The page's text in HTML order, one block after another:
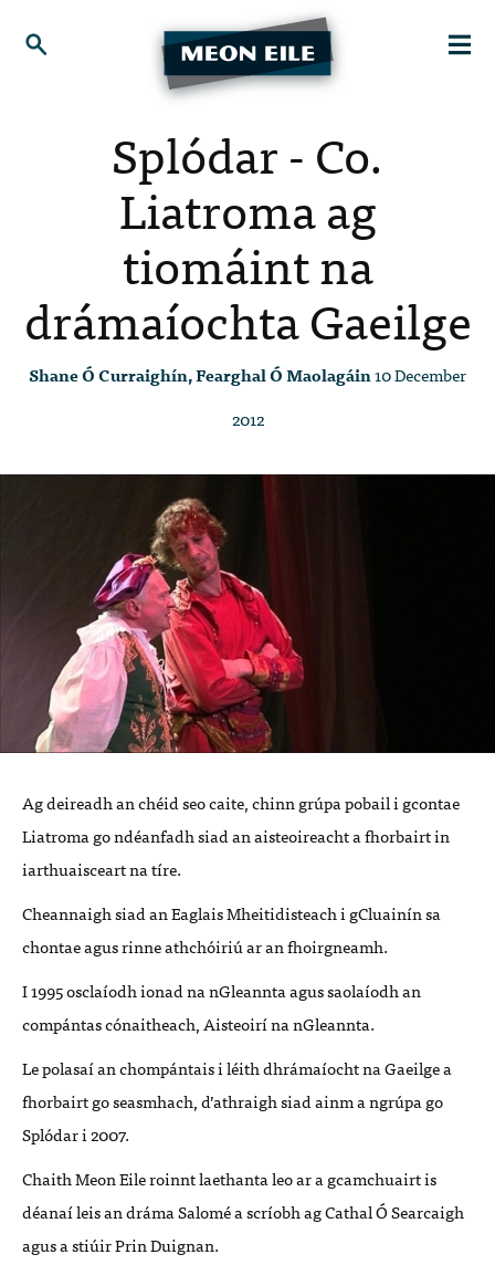
Splódar - Co.
Liatroma ag
tiomáint na
drámaíochta Gaeilge
Shane Ó Curraighín, Fearghal Ó Maolagáin10 December
2012
Ag deireadh an chéid seo caite, chinn grúpa pobail i gcontae
Liatroma go ndéanfadh siad an aisteoireacht a fhorbairt in
iarthuaisceart na tíre.
Cheannaigh siad an Eaglais Mheitidisteach i gCluainín sa
chontae agus rinne athchóiriú ar an fhoirgneamh.
I 1995 osclaíodh ionad na nGleannta agus saolaíodh an
compántas cónaitheach, Aisteoirí na nGleannta.
Le polasaí an chompántais i léith dhrámaíocht na Gaeilge a
fhorbairt go seasmhach, d’athraigh siad ainm a ngrúpa go
Splódar i 2007.
Chaith Meon Eile roinnt laethanta leo ar a gcamchuairt is
déanaí leis an dráma Salomé a scríobh ag Cathal Ó Searcaigh
agus a stiúir Prin Duignan.